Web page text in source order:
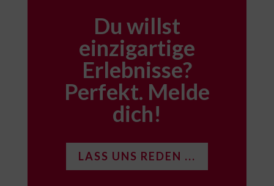
Du willst
einzigartige
Erlebnisse?
Perfekt. Melde
dich!
LASS UNS REDEN ...